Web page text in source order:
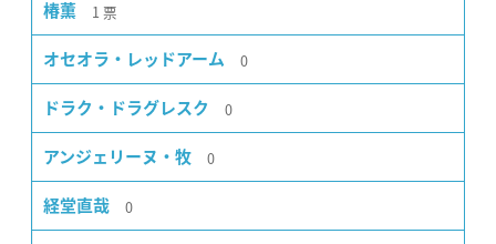
椿薫 1 票
オセオラ・レッドアーム 0
ドラク・ドラグレスク 0
アンジェリーヌ・牧 0
経堂直哉 0